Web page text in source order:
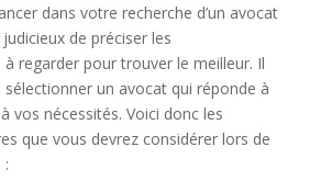
dans votre recherche d’un avocat
de préciser les
à regarder pour trouver le meilleur. Il
un avocat qui réponde à
vos nécessités. Voici donc les
que vous devrez considérer lors de
: